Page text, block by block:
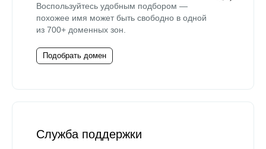
Воспользуйтесь удобным подбором —
похожее имя может быть свободно в одной
из 700+ доменных зон.
Подобрать домен
Служба поддержки